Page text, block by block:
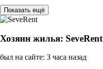
Показать ещё
Хозяин жилья: SeveRent
был на сайте: 3 часа назад